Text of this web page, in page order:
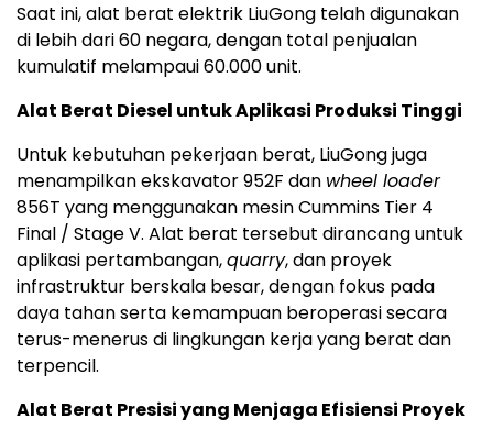
Saat ini, alat berat elektrik LiuGong telah digunakan
di lebih dari 60 negara, dengan total penjualan
kumulatif melampaui 60.000 unit.
Alat Berat Diesel untuk Aplikasi Produksi Tinggi
Untuk kebutuhan pekerjaan berat, LiuGong juga
menampilkan ekskavator 952F dan wheel loader
856T yang menggunakan mesin Cummins Tier 4
Final / Stage V. Alat berat tersebut dirancang untuk
aplikasi pertambangan,quarry, dan proyek
infrastruktur berskala besar, dengan fokus pada
daya tahan serta kemampuan beroperasi secara
terus-menerus di lingkungan kerja yang berat dan
terpencil.
Alat Berat Presisi yang Menjaga Efisiensi Proyek